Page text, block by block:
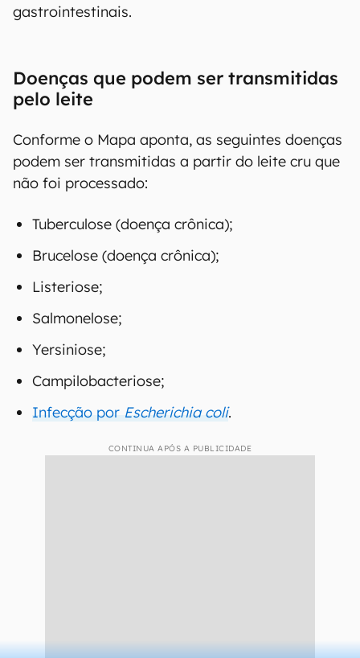
gastrointestinais.
Doenças que podem ser transmitidas
pelo leite
Conforme o Mapa aponta, as seguintes doenças
podem ser transmitidas a partir do leite cru que
não foi processado:
Tuberculose (doença crônica);
Brucelose (doença crônica);
Listeriose;
Salmonelose;
Yersiniose;
Campilobacteriose;
Infecção por Escherichia coli.
CONTINUA APÓS A PUBLICIDADE